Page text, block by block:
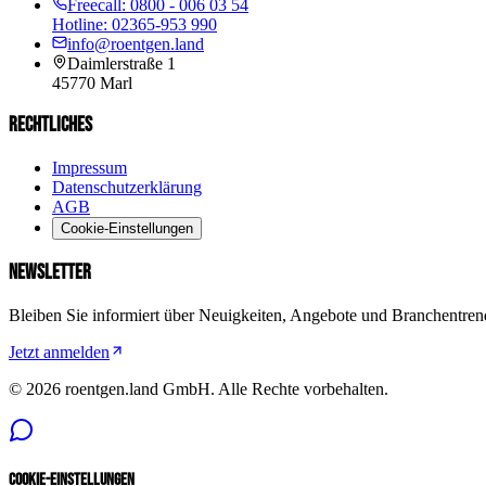
Freecall: 0800 - 006 03 54
Hotline: 02365-953 990
info@roentgen.land
Daimlerstraße 1
45770 Marl
RECHTLICHES
Impressum
Datenschutzerklärung
AGB
Cookie-Einstellungen
NEWSLETTER
Bleiben Sie informiert über Neuigkeiten, Angebote und
Jetzt anmelden
© 2026 roentgen.land GmbH. Alle Rechte vorbehalten.
Cookie-Einstellungen